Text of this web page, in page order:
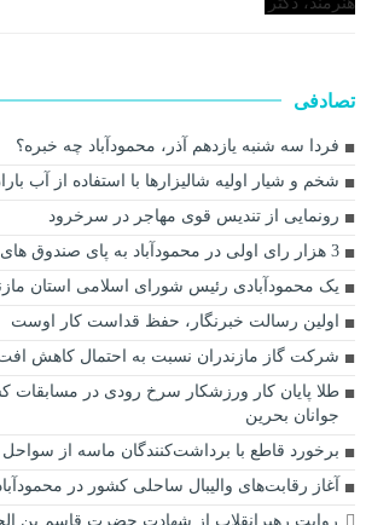
تصادفی
فردا سه شنبه یازدهم آذر، محمودآباد چه خبره؟
شخم و شیار اولیه شالیزار‌ها با استفاده از آب
رونمایی از تندیس قوی مهاجر در سرخرود
3 هزار رای اولی در محمودآباد به پای صندوق های رای می روند
یک محمودآبادی رئیس شورای اسلامی استان
اولین رسالت خبرنگار، حفظ قداست کار اوست
شرکت گاز مازندران نسبت به احتمال کاهش
طلا پایان کار ورزشکار سرخ رودی در مسابقات
جوانان بحرین
برخورد قاطع با برداشت‌کنندگان ماسه از سواحل
آغاز رقابت‌های والیبال ساحلی کشور در
روایت رهبرانقلاب از شهادت حضرت قاسم بن